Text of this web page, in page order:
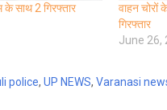
साथ 2 गिरफ्तार
वाहन चोरों
गिरफ्तार
June 26,
police, UP NEWS, Varanasi